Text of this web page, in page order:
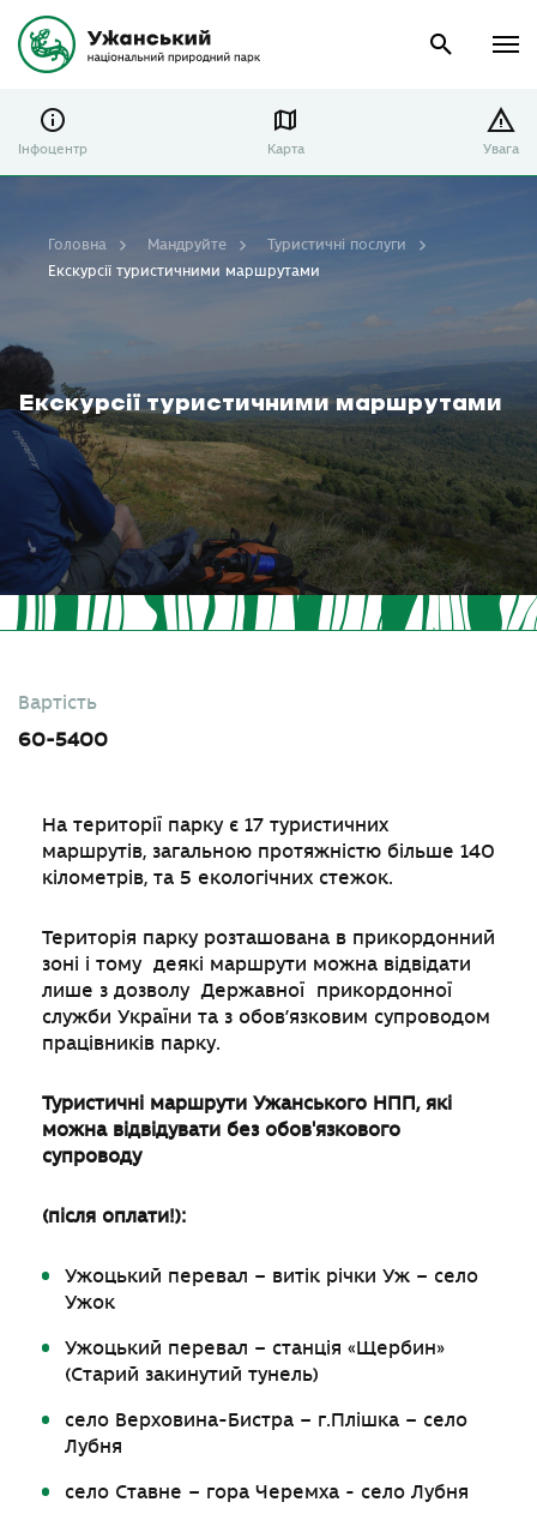
Інфоцентр Карта Увага
Екскурсії туристичними маршрутами
Головна Мандруйте
Туристичні послуги
Екскурсії туристичними маршрутами
Вартість
60-5400
На території парку є 17 туристичних
маршрутів, загальною протяжністю більше 140
кілометрів, та 5 екологічних стежок.
Територія парку розташована в прикордонний
зоні і тому деякі маршрути можна відвідати
лише з дозволу Державної прикордонної
служби України та з обов’язковим супроводом
працівників парку.
Туристичні маршрути Ужанського НПП, які
можна відвідувати без обов'язкового
супроводу
(після оплати!):
Ужоцький перевал – витік річки Уж – село
Ужок
Ужоцький перевал – станція «Щербин»
(Старий закинутий тунель)
село Верховина-Бистра – г.Плішка – село
Лубня
село Ставне – гора Черемха - село Лубня